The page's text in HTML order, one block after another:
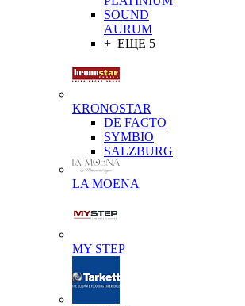
SOUND
AURUM
+ ЕЩЕ 5
KRONOSTAR
DE FACTO
SYMBIO
SALZBURG
LA MOENA
MY STEP